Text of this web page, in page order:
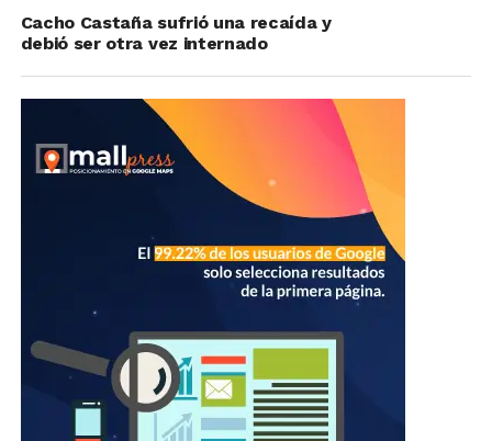
Cacho Castaña sufrió una recaída y
debió ser otra vez internado